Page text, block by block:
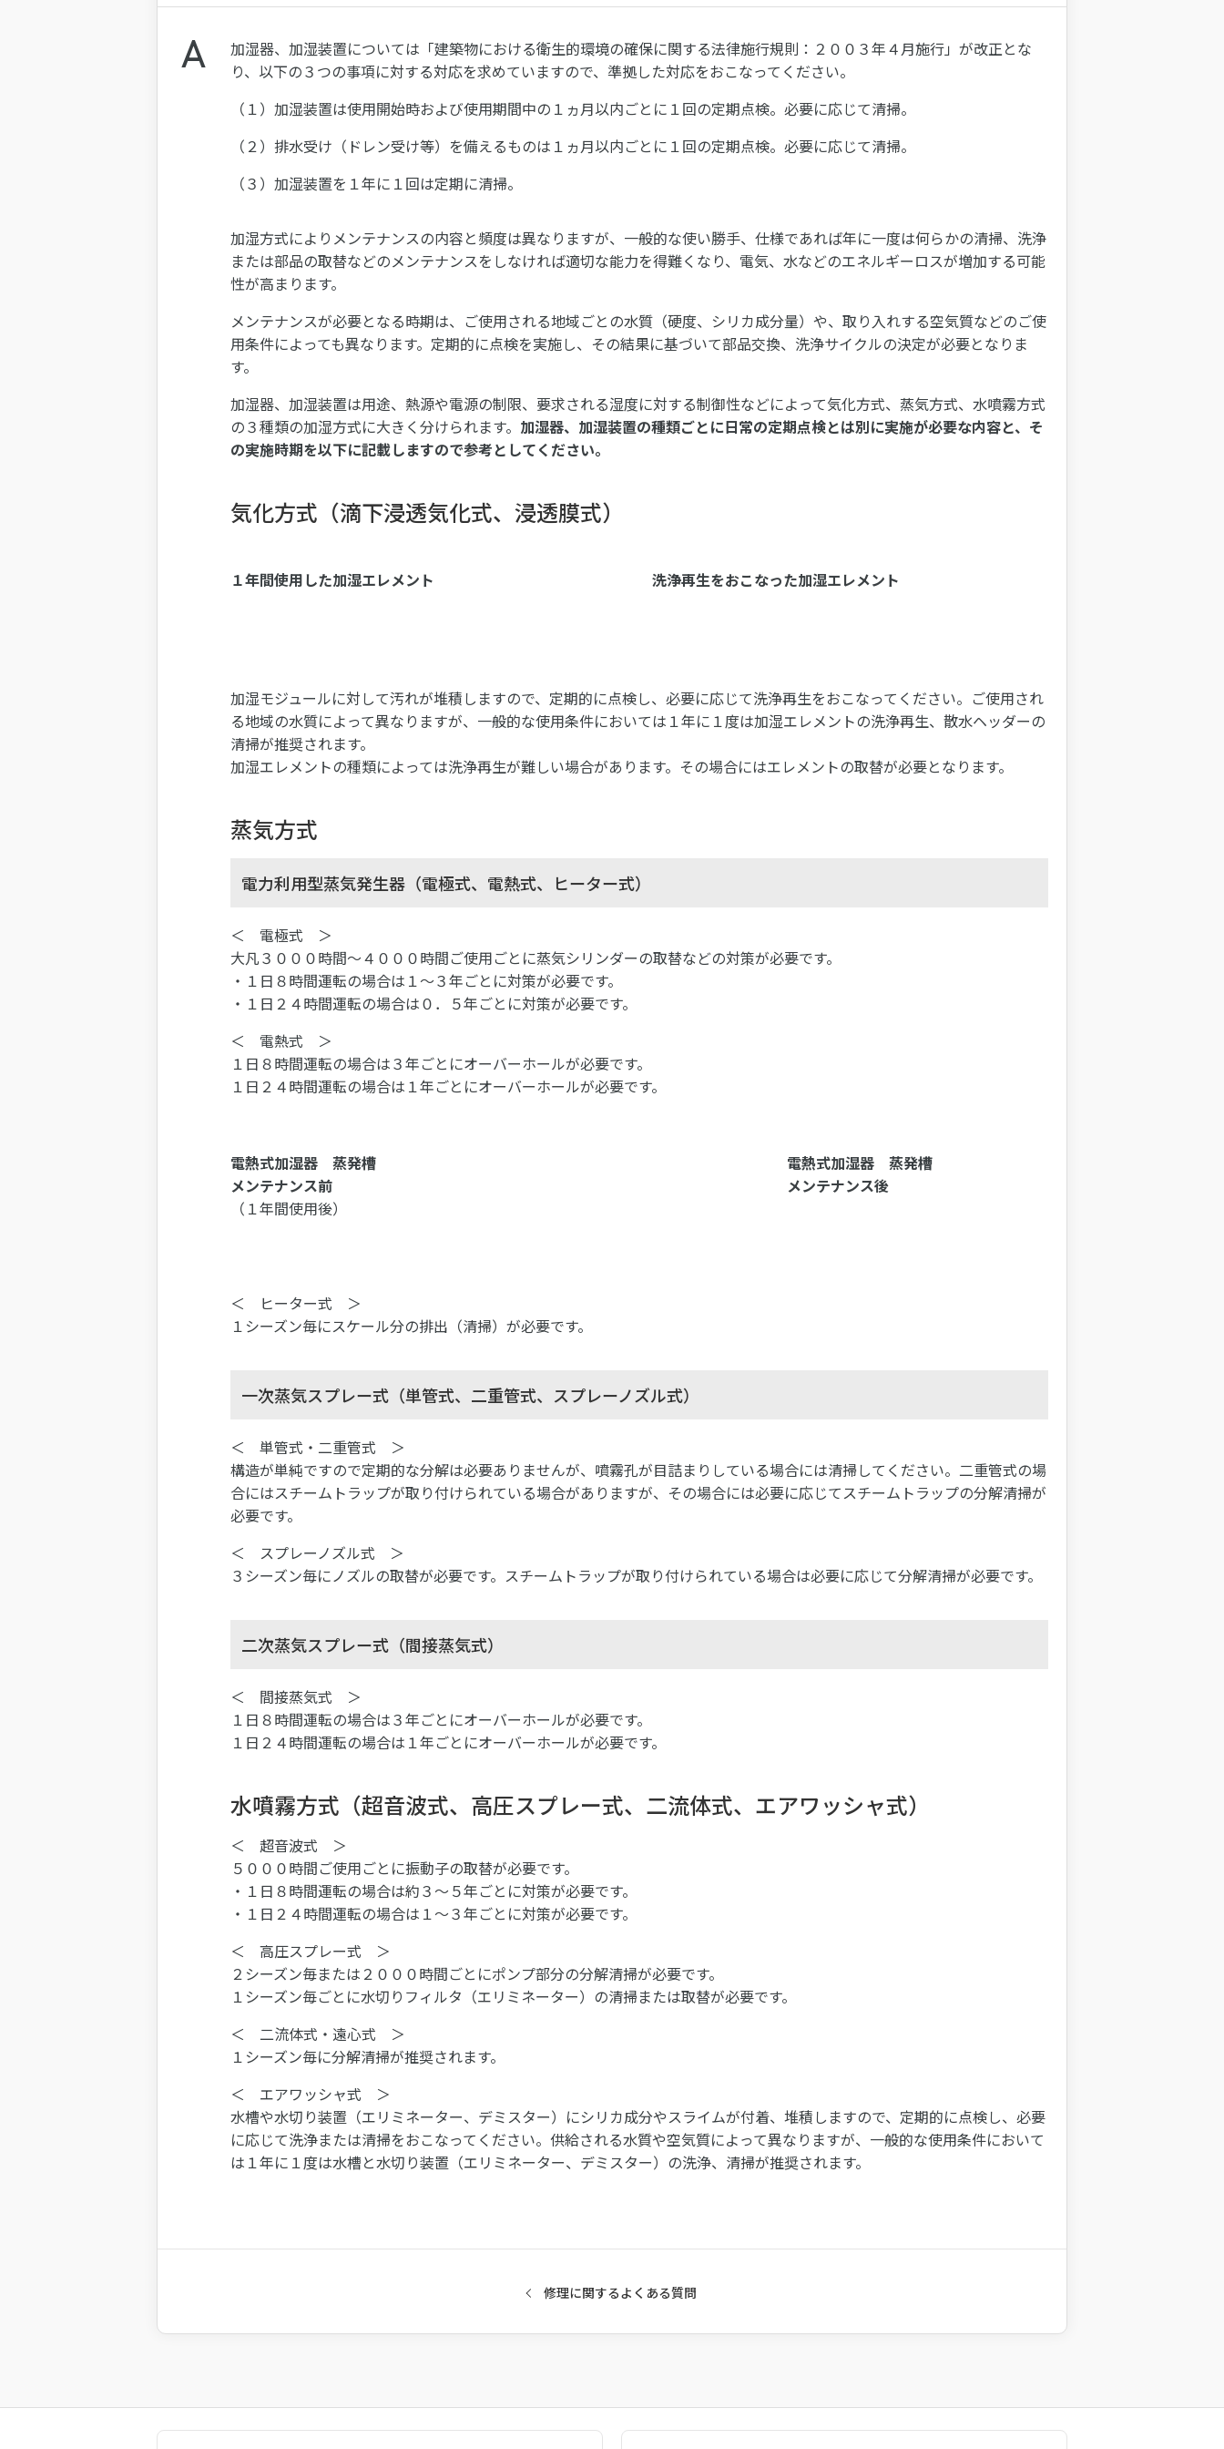
加湿器、加湿装置については「建築物における衛生的環境の確保に関する法律施行規則：２００３年４月施行」が改正とな
り、以下の３つの事項に対する対応を求めていますので、準拠した対応をおこなってください。
（１）加湿装置は使用開始時および使用期間中の１ヵ月以内ごとに１回の定期点検。必要に応じて清掃。
（２）排水受け（ドレン受け等）を備えるものは１ヵ月以内ごとに１回の定期点検。必要に応じて清掃。
（３）加湿装置を１年に１回は定期に清掃。
加湿方式によりメンテナンスの内容と頻度は異なりますが、一般的な使い勝手、仕様であれば年に一度は何らかの清掃、洗浄
または部品の取替などのメンテナンスをしなければ適切な能力を得難くなり、電気、水などのエネルギーロスが増加する可能
性が高まります。
メンテナンスが必要となる時期は、ご使用される地域ごとの水質（硬度、シリカ成分量）や、取り入れする空気質などのご使
用条件によっても異なります。定期的に点検を実施し、その結果に基づいて部品交換、洗浄サイクルの決定が必要となりま
す。
加湿器、加湿装置は用途、熱源や電源の制限、要求される湿度に対する制御性などによって気化方式、蒸気方式、水噴霧方式
の３種類の加湿方式に大きく分けられます。 加湿器、加湿装置の種類ごとに日常の定期点検とは別に実施が必要な内容と、そ
の実施時期を以下に記載しますので参考としてください。
気化方式（滴下浸透気化式、浸透膜式）
１年間使用した加湿エレメント 洗浄再生をおこなった加湿エレメント
加湿モジュールに対して汚れが堆積しますので、定期的に点検し、必要に応じて洗浄再生をおこなってください。ご使用され
る地域の水質によって異なりますが、一般的な使用条件においては１年に１度は加湿エレメントの洗浄再生、散水ヘッダーの
清掃が推奨されます。
加湿エレメントの種類によっては洗浄再生が難しい場合があります。その場合にはエレメントの取替が必要となります。
蒸気方式
電力利用型蒸気発生器（電極式、電熱式、ヒーター式）
＜ 電極式 ＞
大凡３０００時間～４０００時間ご使用ごとに蒸気シリンダーの取替などの対策が必要です。
・１日８時間運転の場合は１～３年ごとに対策が必要です。
・１日２４時間運転の場合は０．５年ごとに対策が必要です。
＜ 電熱式 ＞
１日８時間運転の場合は３年ごとにオーバーホールが必要です。
１日２４時間運転の場合は１年ごとにオーバーホールが必要です。
電熱式加湿器 蒸発槽
メンテナンス前
（１年間使用後）
電熱式加湿器 蒸発槽
メンテナンス後
＜ ヒーター式 ＞
１シーズン毎にスケール分の排出（清掃）が必要です。
一次蒸気スプレー式（単管式、二重管式、スプレーノズル式）
＜ 単管式・二重管式 ＞
構造が単純ですので定期的な分解は必要ありませんが、噴霧孔が目詰まりしている場合には清掃してください。二重管式の場
合にはスチームトラップが取り付けられている場合がありますが、その場合には必要に応じてスチームトラップの分解清掃が
必要です。
＜ スプレーノズル式 ＞
３シーズン毎にノズルの取替が必要です。スチームトラップが取り付けられている場合は必要に応じて分解清掃が必要です。
二次蒸気スプレー式（間接蒸気式）
＜ 間接蒸気式 ＞
１日８時間運転の場合は３年ごとにオーバーホールが必要です。
１日２４時間運転の場合は１年ごとにオーバーホールが必要です。
水噴霧方式（超音波式、高圧スプレー式、二流体式、エアワッシャ式）
＜ 超音波式 ＞
５０００時間ご使用ごとに振動子の取替が必要です。
・１日８時間運転の場合は約３～５年ごとに対策が必要です。
・１日２４時間運転の場合は１～３年ごとに対策が必要です。
＜ 高圧スプレー式 ＞
２シーズン毎または２０００時間ごとにポンプ部分の分解清掃が必要です。
１シーズン毎ごとに水切りフィルタ（エリミネーター）の清掃または取替が必要です。
＜ 二流体式・遠心式 ＞
１シーズン毎に分解清掃が推奨されます。
＜ エアワッシャ式 ＞
水槽や水切り装置（エリミネーター、デミスター）にシリカ成分やスライムが付着、堆積しますので、定期的に点検し、必要
に応じて洗浄または清掃をおこなってください。供給される水質や空気質によって異なりますが、一般的な使用条件において
は１年に１度は水槽と水切り装置（エリミネーター、デミスター）の洗浄、清掃が推奨されます。
修理に関するよくある質問